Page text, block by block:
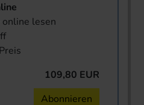
lesen
109,80 EUR
Abonnieren